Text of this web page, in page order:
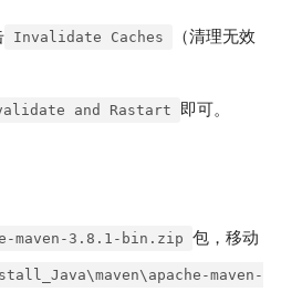
Invalidate Caches
（清理无效
and Rastart 即可。
maven-3.8.1-bin.zip 包，移动
maven-